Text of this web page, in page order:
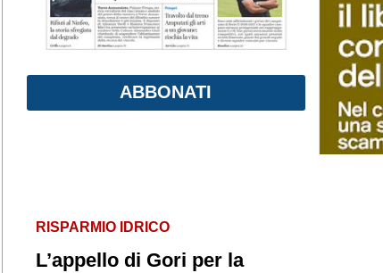
ABBONATI
RISPARMIO IDRICO
L’appello di Gori per la